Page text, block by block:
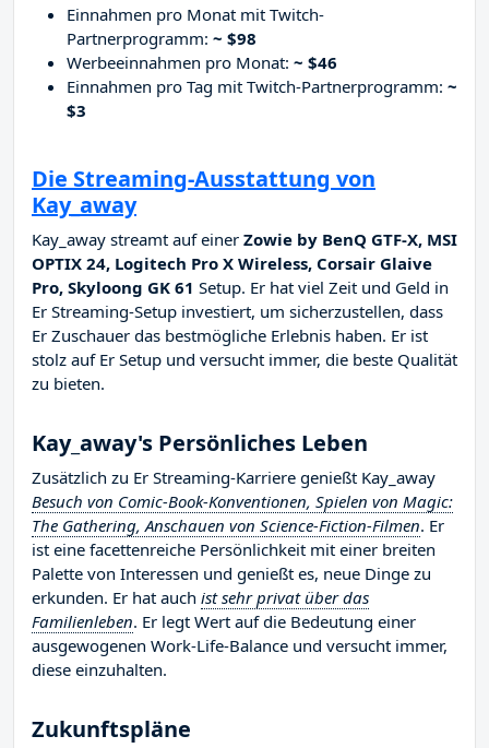
Einnahmen pro Monat mit Twitch-
Partnerprogramm: ~ $98
Werbeeinnahmen pro Monat: ~ $46
Einnahmen pro Tag mit Twitch-Partnerprogramm: ~
$3
Die Streaming-Ausstattung von
Kay_away
Kay_away streamt auf einer Zowie by BenQ GTF-X, MSI
OPTIX 24, Logitech Pro X Wireless, Corsair Glaive
Pro, Skyloong GK 61 Setup. Er hat viel Zeit und Geld in
Er Streaming-Setup investiert, um sicherzustellen, dass
Er Zuschauer das bestmögliche Erlebnis haben. Er ist
stolz auf Er Setup und versucht immer, die beste Qualität
zu bieten.
Kay_away's Persönliches Leben
Zusätzlich zu Er Streaming-Karriere genießt Kay_away
Besuch von Comic-Book-Konventionen, Spielen von Magic:
The Gathering, Anschauen von Science-Fiction-Filmen. Er
ist eine facettenreiche Persönlichkeit mit einer breiten
Palette von Interessen und genießt es, neue Dinge zu
erkunden. Er hat auch ist sehr privat über das
Familienleben. Er legt Wert auf die Bedeutung einer
ausgewogenen Work-Life-Balance und versucht immer,
diese einzuhalten.
Zukunftspläne